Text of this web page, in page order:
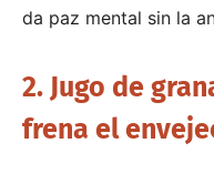
da paz mental sin la
2. Jugo de
frena el